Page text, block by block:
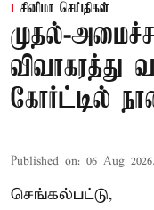
சினிமா செய்திகள்
முதல்-
விவாகரத்து
கோர்ட்டில்
Published on: 06 Aug
செங்கல்பட்டு,